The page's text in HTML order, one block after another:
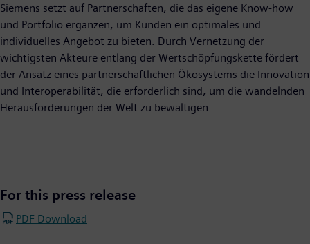
Siemens setzt auf Partnerschaften, die das eigene Know-how
und Portfolio ergänzen, um Kunden ein optimales und
individuelles Angebot zu bieten. Durch Vernetzung der
wichtigsten Akteure entlang der Wertschöpfungskette fördert
der Ansatz eines partnerschaftlichen Ökosystems die Innovation
und Interoperabilität, die erforderlich sind, um die wandelnden
Herausforderungen der Welt zu bewältigen.
For this press release
PDF Download